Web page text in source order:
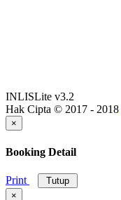
INLISLite v3.2
Hak Cipta © 2017 - 2018
×
Booking Detail
Print
Tutup
×